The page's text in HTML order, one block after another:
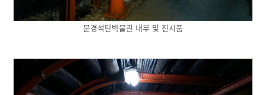
문경석탄박물관 내부 및 전시품